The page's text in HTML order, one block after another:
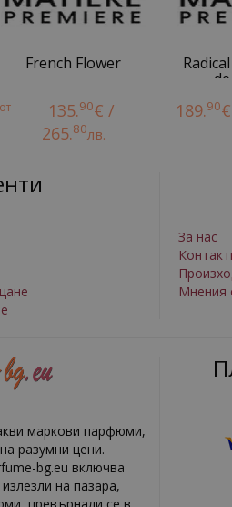
French Flower
от 135.90€ /
265.80лв.
189.90
За нас
Мнения
маркови парфюми,
разумни цени.
bg.eu включва
на пазара,